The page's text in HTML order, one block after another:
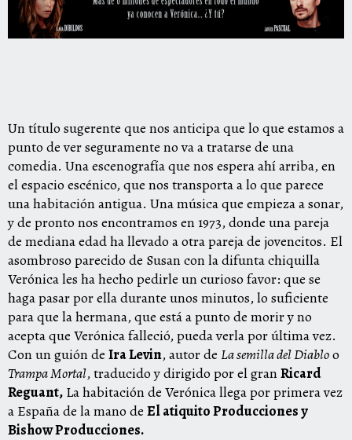
Un título sugerente que nos anticipa que lo que estamos a
punto de ver seguramente no va a tratarse de una
comedia. Una escenografía que nos espera ahí arriba, en
el espacio escénico, que nos transporta a lo que parece
una habitación antigua. Una música que empieza a sonar,
y de pronto nos encontramos en 1973, donde una pareja
de mediana edad ha llevado a otra pareja de jovencitos. El
asombroso parecido de Susan con la difunta chiquilla
Verónica les ha hecho pedirle un curioso favor: que se
haga pasar por ella durante unos minutos, lo suficiente
para que la hermana, que está a punto de morir y no
acepta que Verónica falleció, pueda verla por última vez.
Con un guión de Ira Levin, autor de La semilla del Diabloo
Trampa Mortal, traducido y dirigido por el granRicard
Reguant, La habitación de Verónica llega por primera vez
a España de la mano de El atiquito Producciones y
Bishow Producciones.